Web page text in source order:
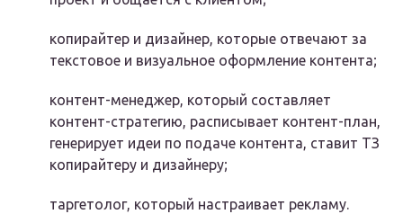
копирайтер и дизайнер, которые отвечают за
текстовое и визуальное оформление контента;
контент-менеджер, который составляет
контент-стратегию, расписывает контент-план,
генерирует идеи по подаче контента, ставит ТЗ
копирайтеру и дизайнеру;
таргетолог, который настраивает рекламу.